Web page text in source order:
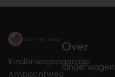
Kinderwagengarage
Ambachtweg
Over
Kinderwagen